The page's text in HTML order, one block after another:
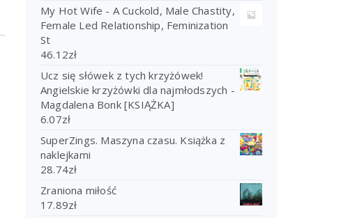
My Hot Wife - A Cuckold, Male Chastity,
Female Led Relationship, Feminization
St
46.12zł
Ucz się słówek z tych krzyżówek!
Angielskie krzyżówki dla najmłodszych -
Magdalena Bonk [KSIĄŻKA]
6.07zł
SuperZings. Maszyna czasu. Książka z
naklejkami
28.74zł
Zraniona miłość
17.89zł